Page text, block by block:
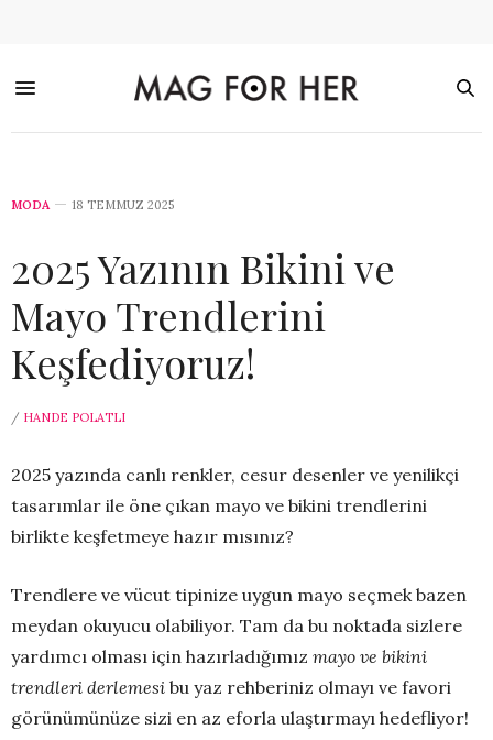
MODA 18 TEMMUZ 2025
2025 Yazının Bikini ve
Mayo Trendlerini
Keşfediyoruz!
/ HANDE POLATLI
2025 yazında canlı renkler, cesur desenler ve yenilikçi
tasarımlar ile öne çıkan mayo ve bikini trendlerini
birlikte keşfetmeye hazır mısınız?
Trendlere ve vücut tipinize uygun mayo seçmek bazen
meydan okuyucu olabiliyor. Tam da bu noktada sizlere
yardımcı olması için hazırladığımız mayo ve bikini
trendleri derlemesi bu yaz rehberiniz olmayı ve favori
görünümünüze sizi en az eforla ulaştırmayı hedefliyor!